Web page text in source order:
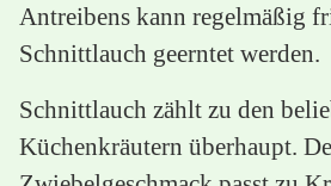
Antreibens kann regelmäßig
Schnittlauch geerntet werden.
Schnittlauch zählt zu den
Küchenkräutern überhaupt.